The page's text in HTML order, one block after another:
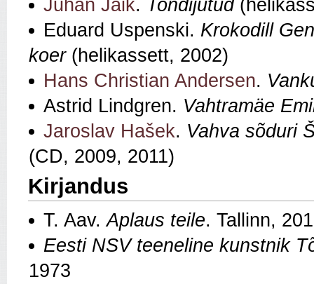
Juhan Jaik. Tondijutud
Eduard Uspenski. Krokodill
koer(helikassett, 2002)
Hans Christian Andersen.
Astrid Lindgren. Vahtramäe
Jaroslav Hašek. Vahva sõduri
(CD, 2009, 2011)
Kirjandus
T. Aav.Aplaus teile. Tallinn,
Eesti NSV teeneline kunstnik
1973